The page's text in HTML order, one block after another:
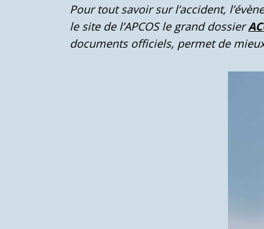
Pour tout savoir sur l’accident,
le site de l’APCOS le grand dossier
documents officiels, permet de